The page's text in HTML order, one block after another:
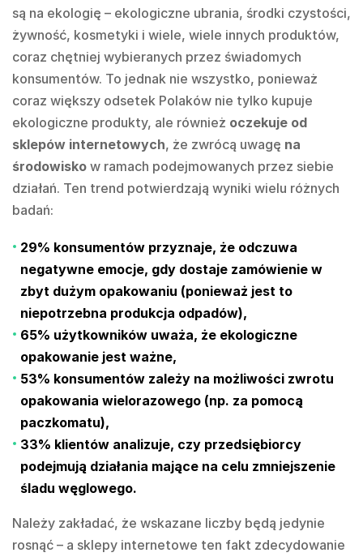
są na ekologię – ekologiczne ubrania, środki czystości,
żywność, kosmetyki i wiele, wiele innych produktów,
coraz chętniej wybieranych przez świadomych
konsumentów. To jednak nie wszystko, ponieważ
coraz większy odsetek Polaków nie tylko kupuje
ekologiczne produkty, ale również oczekuje od
sklepów internetowych, że zwrócą uwagę na
środowisko w ramach podejmowanych przez siebie
działań. Ten trend potwierdzają wyniki wielu różnych
badań:
29% konsumentów przyznaje, że odczuwa
negatywne emocje, gdy dostaje zamówienie w
zbyt dużym opakowaniu (ponieważ jest to
niepotrzebna produkcja odpadów),
65% użytkowników uważa, że ekologiczne
opakowanie jest ważne,
53% konsumentów zależy na możliwości zwrotu
opakowania wielorazowego (np. za pomocą
paczkomatu),
33% klientów analizuje, czy przedsiębiorcy
podejmują działania mające na celu zmniejszenie
śladu węglowego.
Należy zakładać, że wskazane liczby będą jedynie
rosnąć – a sklepy internetowe ten fakt zdecydowanie